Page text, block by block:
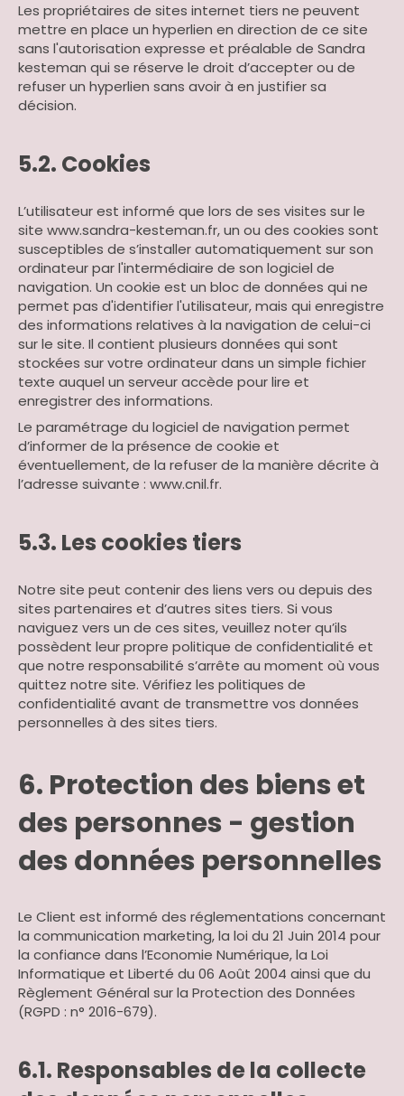
Les propriétaires de sites internet tiers ne peuvent
mettre en place un hyperlien en direction de ce site
sans l'autorisation expresse et préalable de Sandra
kesteman qui se réserve le droit d’accepter ou de
refuser un hyperlien sans avoir à en justifier sa
décision.
5.2. Cookies
L’utilisateur est informé que lors de ses visites sur le
site www.sandra-kesteman.fr, un ou des cookies sont
susceptibles de s’installer automatiquement sur son
ordinateur par l'intermédiaire de son logiciel de
navigation. Un cookie est un bloc de données qui ne
permet pas d'identifier l'utilisateur, mais qui enregistre
des informations relatives à la navigation de celui-ci
sur le site. Il contient plusieurs données qui sont
stockées sur votre ordinateur dans un simple fichier
texte auquel un serveur accède pour lire et
enregistrer des informations.
Le paramétrage du logiciel de navigation permet
d’informer de la présence de cookie et
éventuellement, de la refuser de la manière décrite à
l’adresse suivante : www.cnil.fr.
5.3. Les cookies tiers
Notre site peut contenir des liens vers ou depuis des
sites partenaires et d’autres sites tiers. Si vous
naviguez vers un de ces sites, veuillez noter qu’ils
possèdent leur propre politique de confidentialité et
que notre responsabilité s’arrête au moment où vous
quittez notre site. Vérifiez les politiques de
confidentialité avant de transmettre vos données
personnelles à des sites tiers.
6. Protection des biens et
des personnes - gestion
des données personnelles
Le Client est informé des réglementations concernant
la communication marketing, la loi du 21 Juin 2014 pour
la confiance dans l’Economie Numérique, la Loi
Informatique et Liberté du 06 Août 2004 ainsi que du
Règlement Général sur la Protection des Données
(RGPD : n° 2016-679).
6.1. Responsables de la collecte